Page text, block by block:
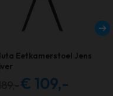
Eetkamerstoel Jens
Oorspronkelijke
€ 109,-